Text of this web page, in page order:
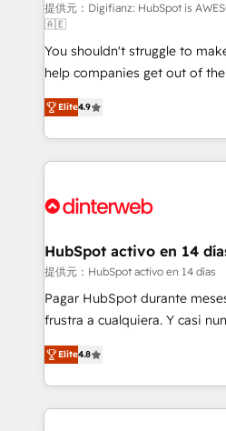
makes us different? 🚀 Top 0.5% of global HubSpot
agencies ⚙️ The strongest technical ability and
integration capabilities 💼 Consultative, long-term
partners who will embed
business, processes and systems 🏢 We
working with mid-market and
organisations, global
complex use cases 🏆 CRM Implementation,
Onboarding Accredited 🔐 ISO27001 & ISO9001
提供元：Digifianz: HubSpot is
🇦🇪
You shouldn't struggle to
help companies get out of
process-oriented teams
Marketing, Sales, Service,
so selling and actually
feels easy and pain-free. We are a top ranked
and Customer First Awards,
helps the following industries:
improvement & construction,
commercialization, real
SaaS, Software Dev & IT and
the United States, EU, UAE,
America. From casual user to super fan: make
Elite4.9
HubSpot activo en 14
提供元：HubSpot activo en 14 días
Pagar HubSpot durante
frustra a cualquiera. Y casi
herramienta: es del enfoque
implementó. Trabajamos con un catálogo de +80
casos de uso: cada uno
concreto de tu operación en
Elite4.8